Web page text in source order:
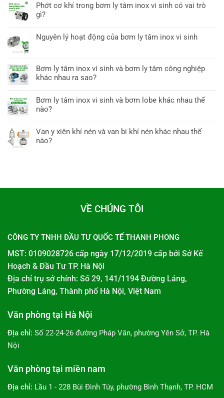
Phớt cơ khí trong bơm ly tâm inox vi sinh có vai trò
gì?
Nguyên lý hoạt động của bơm ly tâm inox vi sinh
Bơm ly tâm inox vi sinh và bơm ly tâm công nghiệp
khác nhau ra sao?
Bơm ly tâm inox vi sinh và bơm lobe khác nhau thế
nào?
Van y xiên khí nén và van bi khí nén khác nhau thế
nào?
VỀ CHÚNG TÔI
CÔNG TY TNHH ĐẦU TƯ QUỐC TẾ THANH PHONG
MST: 0109028726 cấp ngày 17/12/2019 cấp bởi Sở Kế
Hoạch & Đầu Tư TP. Hà Nội
Địa chỉ trụ sở chính: Số 29, 141/1194 Đường Láng,
Phường Láng, Thành phố Hà Nội, Việt Nam
Văn phòng tại Hà Nội
Địa chỉ: Số 22-24-26 đường Pháp Vân, phường Yên Sở, TP. Hà
Nội
Văn phòng tại miền nam
Địa chỉ: Lầu 1 - 228 Bùi Đình Túy, phường Bình Thạnh, TP. HCM